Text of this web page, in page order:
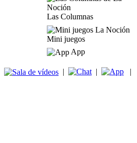
Las Columnas
Mini juegos
App
| | |